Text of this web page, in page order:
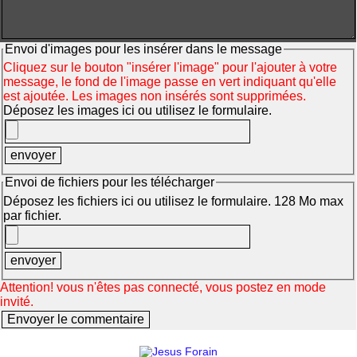
Envoi d'images pour les insérer dans le message
Cliquez sur le bouton "insérer l'image" pour l'ajouter à votre
message, le fond de l'image passe en vert indiquant qu'elle
est ajoutée. Les images non insérés sont supprimées.
Déposez les images ici ou utilisez le formulaire.
Envoi de fichiers pour les télécharger
Déposez les fichiers ici ou utilisez le formulaire. 128 Mo max
par fichier.
Attention! vous n'êtes pas connecté, vous postez en mode
invité.